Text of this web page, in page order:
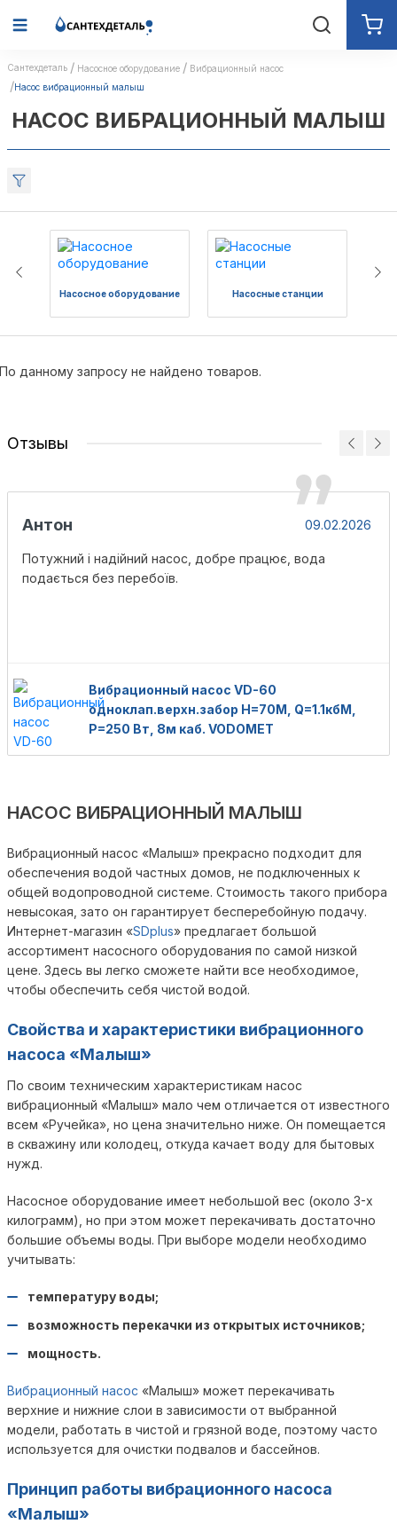
Сантехдеталь Насосное оборудование
Вибрационный насос
Насос вибрационный малыш
НАСОС ВИБРАЦИОННЫЙ МАЛЫШ
Насосное оборудование Насосные станции
По данному запросу не найдено товаров.
Отзывы
Антон 09.02.2026
Потужний і надійний насос, добре працює, вода
подається без перебоїв.
Вибрационный насос VD-60
одноклап.верхн.забор Н=70М, Q=1.1кбМ,
P=250 Вт, 8м каб. VODOMET
НАСОС ВИБРАЦИОННЫЙ МАЛЫШ
Вибрационный насос «Малыш» прекрасно подходит для
обеспечения водой частных домов, не подключенных к
общей водопроводной системе. Стоимость такого прибора
невысокая, зато он гарантирует бесперебойную подачу.
Интернет-магазин «SDplus» предлагает большой
ассортимент насосного оборудования по самой низкой
цене. Здесь вы легко сможете найти все необходимое,
чтобы обеспечить себя чистой водой.
Свойства и характеристики вибрационного
насоса «Малыш»
По своим техническим характеристикам насос
вибрационный «Малыш» мало чем отличается от известного
всем «Ручейка», но цена значительно ниже. Он помещается
в скважину или колодец, откуда качает воду для бытовых
нужд.
Насосное оборудование имеет небольшой вес (около 3-х
килограмм), но при этом может перекачивать достаточно
большие объемы воды. При выборе модели необходимо
учитывать:
температуру воды;
возможность перекачки из открытых источников;
мощность.
Вибрационный насос «Малыш» может перекачивать
верхние и нижние слои в зависимости от выбранной
модели, работать в чистой и грязной воде, поэтому часто
используется для очистки подвалов и бассейнов.
Принцип работы вибрационного насоса
«Малыш»